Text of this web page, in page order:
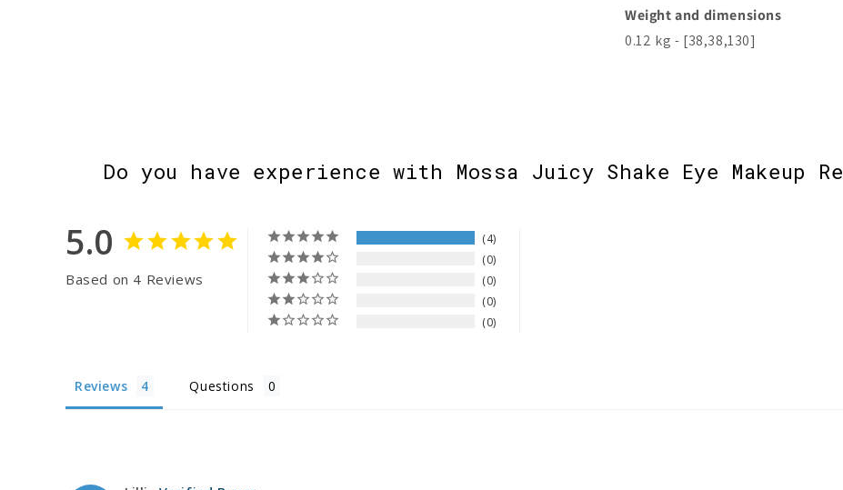
Weight and dimensions
0.12 kg - [38,38,130]
Do you have experience with Mossa Juicy Shake Eye Makeup
5.0
Based on 4 Reviews
4
0
0
0
0
Reviews Questions